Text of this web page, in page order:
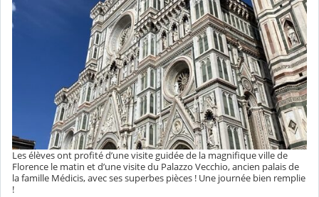
Les élèves ont profité d’une visite guidée de la magnifique ville de
Florence le matin et d’une visite du Palazzo Vecchio, ancien palais de
la famille Médicis, avec ses superbes pièces ! Une journée bien remplie
!